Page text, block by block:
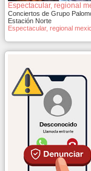
Espectacular, regional
Conciertos de Grupo
Estación Norte
Espectacular, regional